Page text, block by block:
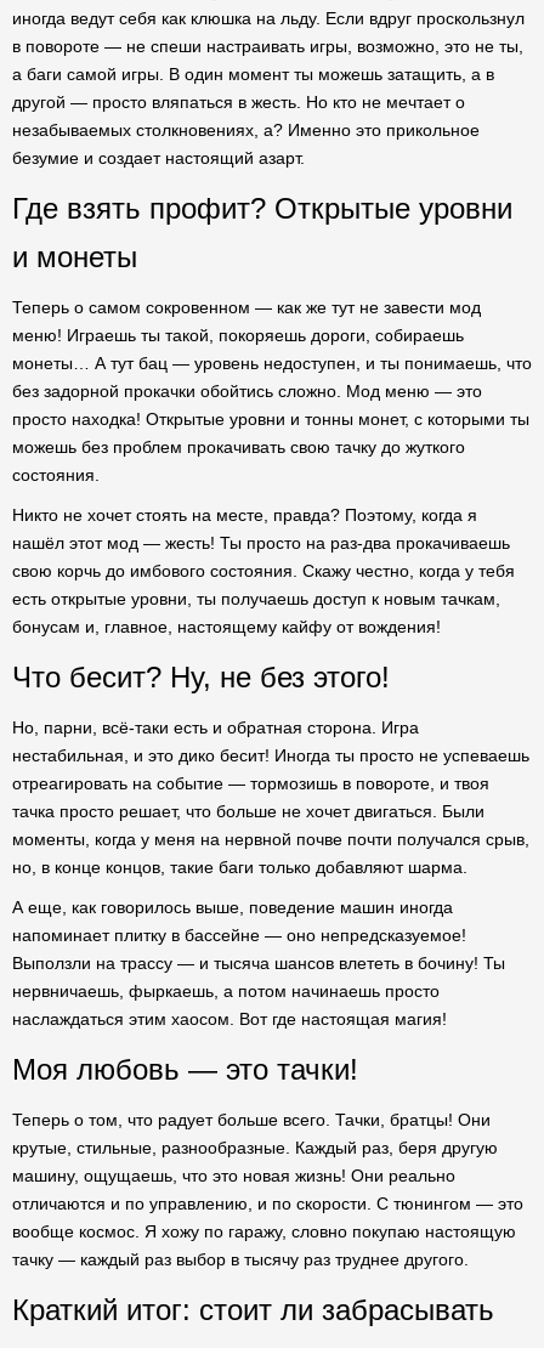
иногда ведут себя как клюшка на льду. Если вдруг проскользнул
в повороте — не спеши настраивать игры, возможно, это не ты,
а баги самой игры. В один момент ты можешь затащить, а в
другой — просто вляпаться в жесть. Но кто не мечтает о
незабываемых столкновениях, а? Именно это прикольное
безумие и создает настоящий азарт.
Где взять профит? Открытые уровни
и монеты
Теперь о самом сокровенном — как же тут не завести мод
меню! Играешь ты такой, покоряешь дороги, собираешь
монеты… А тут бац — уровень недоступен, и ты понимаешь, что
без задорной прокачки обойтись сложно. Мод меню — это
просто находка! Открытые уровни и тонны монет, с которыми ты
можешь без проблем прокачивать свою тачку до жуткого
состояния.
Никто не хочет стоять на месте, правда? Поэтому, когда я
нашёл этот мод — жесть! Ты просто на раз-два прокачиваешь
свою корчь до имбового состояния. Скажу честно, когда у тебя
есть открытые уровни, ты получаешь доступ к новым тачкам,
бонусам и, главное, настоящему кайфу от вождения!
Что бесит? Ну, не без этого!
Но, парни, всё-таки есть и обратная сторона. Игра
нестабильная, и это дико бесит! Иногда ты просто не успеваешь
отреагировать на событие — тормозишь в повороте, и твоя
тачка просто решает, что больше не хочет двигаться. Были
моменты, когда у меня на нервной почве почти получался срыв,
но, в конце концов, такие баги только добавляют шарма.
А еще, как говорилось выше, поведение машин иногда
напоминает плитку в бассейне — оно непредсказуемое!
Выползли на трассу — и тысяча шансов влететь в бочину! Ты
нервничаешь, фыркаешь, а потом начинаешь просто
наслаждаться этим хаосом. Вот где настоящая магия!
Моя любовь — это тачки!
Теперь о том, что радует больше всего. Тачки, братцы! Они
крутые, стильные, разнообразные. Каждый раз, беря другую
машину, ощущаешь, что это новая жизнь! Они реально
отличаются и по управлению, и по скорости. С тюнингом — это
вообще космос. Я хожу по гаражу, словно покупаю настоящую
тачку — каждый раз выбор в тысячу раз труднее другого.
Краткий итог: стоит ли забрасывать